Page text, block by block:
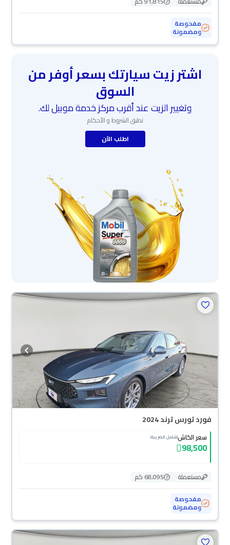
مفحوصة
ومضمونة
اشتر زيت سيارتك بسعر أوفر من
السوق
وتغيير الزيت عند أقرب مركز خدمة موبيل لك.
تطبق الشروط و الأحكام
اطلب الآن
فورد تورس ترند 2024
سعر الكاش(شامل الضريبة)
98,500
مستعملة
68,095 كم
مفحوصة
ومضمونة